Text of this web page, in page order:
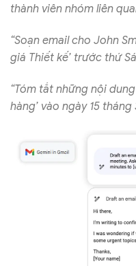
thành viên nhóm liên
“Soạn email cho John
giá Thiết kế’ trước thứ
“Tóm tắt những nội
hàng’ vào ngày 15